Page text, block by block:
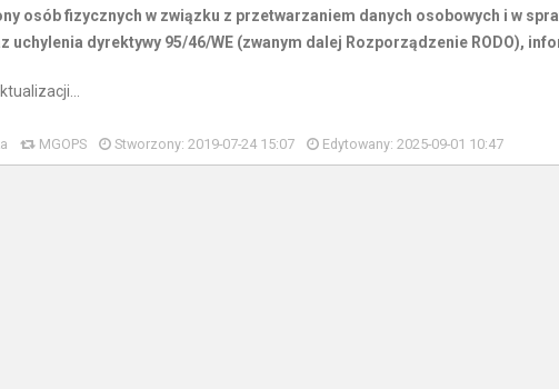
osób fizycznych w związku z przetwarzaniem danych osobowych i w
uchylenia dyrektywy 95/46/WE (zwanym dalej Rozporządzenie RODO),
MGOPS Stworzony: 2019-07-24 15:07 Edytowany: 2025-09-01 10:47